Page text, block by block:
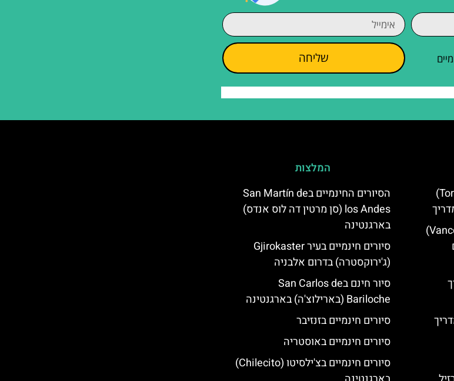
שליחה
סיורים חינמיים בטורונטו (Toronto)
סיורים חינמיים בונקובר (Vancouver)
המלצות
הסיורים החינמיים בSan Martín de
los Andes (סן מרטין דה לוס אנדס)
בארגנטינה
סיורים חינמיים בעיר Gjirokaster
(ג'ירוקסטרה) בדרום אלבניה
סיור חינם בSan Carlos de
Bariloche (בארילוצ'ה) בארגנטינה
סיורים חינמיים בזנזיבר
סיורים חינמיים באוסטריה
סיורים חינמיים בצ'ילסיטו (Chilecito)